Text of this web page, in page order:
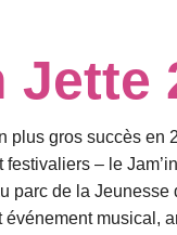
Jette
plus gros succès en
– le
parc de la Jeunesse
événement musical,